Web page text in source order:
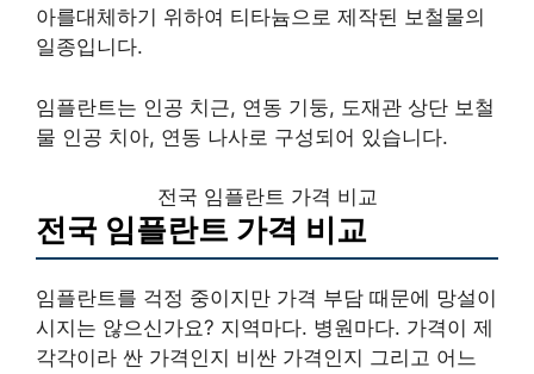
아를대체하기 위하여 티타늄으로 제작된 보철물의
일종입니다.
임플란트는 인공 치근, 연동 기둥, 도재관 상단 보철
물 인공 치아, 연동 나사로 구성되어 있습니다.
전국 임플란트 가격 비교
전국 임플란트 가격 비교
임플란트를 걱정 중이지만 가격 부담 때문에 망설이
시지는 않으신가요? 지역마다. 병원마다. 가격이 제
각각이라 싼 가격인지 비싼 가격인지 그리고 어느